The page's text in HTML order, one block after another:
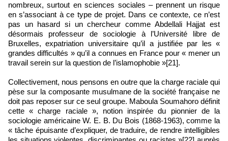
nombreux, surtout en sciences sociales – prennent un risque
en s’associant à ce type de projet. Dans ce contexte, ce n’est
pas un hasard si un chercheur comme Abdellali Hajjat est
désormais professeur de sociologie à l’Université libre de
Bruxelles, expatriation universitaire qu’il a justifiée par les «
grandes difficultés » qu’il a connues en France pour « mener un
travail serein sur la question de l’islamophobie »[21].
Collectivement, nous pensons en outre que la charge raciale qui
pèse sur la composante musulmane de la société française ne
doit pas reposer sur ce seul groupe. Maboula Soumahoro définit
cette « charge raciale », notion inspirée du pionnier de la
sociologie américaine W. E. B. Du Bois (1868‑1963), comme la
« tâche épuisante d’expliquer, de traduire, de rendre intelligibles